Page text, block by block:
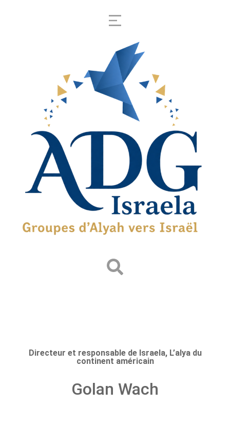
Directeur et responsable de Israela, L’alya du
continent américain
Golan Wach